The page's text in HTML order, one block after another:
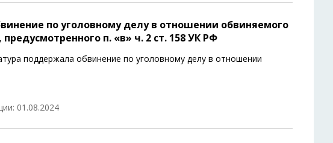
по уголовному делу в отношении обвиняемого
п. «в» ч. 2 ст. 158 УК РФ
поддержала обвинение по уголовному делу в отношении
01.08.2024